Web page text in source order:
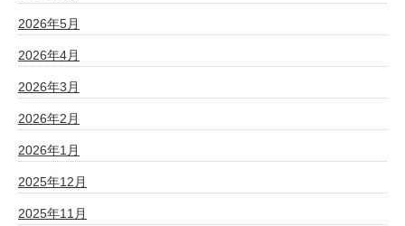
2026年5月
2026年4月
2026年3月
2026年2月
2026年1月
2025年12月
2025年11月